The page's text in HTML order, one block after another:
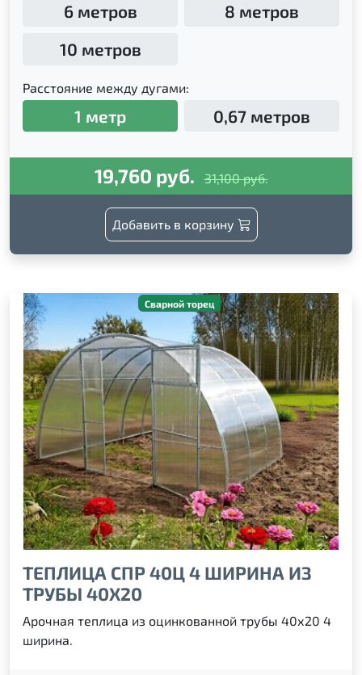
6 метров
8 метров
10 метров
Расстояние между дугами:
1 метр 0,67 метров
19,760 руб. 31,100 руб.
Добавить в корзину
Сварной торец
ТЕПЛИЦА СПР 40Ц 4 ШИРИНА ИЗ
ТРУБЫ 40Х20
Арочная теплица из оцинкованной трубы 40х20 4
ширина.